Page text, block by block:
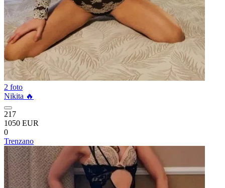
2 foto
Nikita 🔥
217
1050 EUR
0
Trenzano